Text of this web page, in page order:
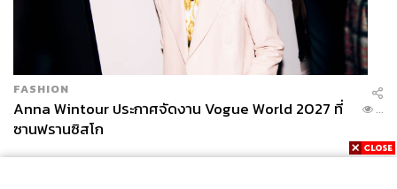
FASHION
Anna Wintour ประกาศจัดงาน Vogue World 2027 ที่
ซานฟรานซิสโก
...